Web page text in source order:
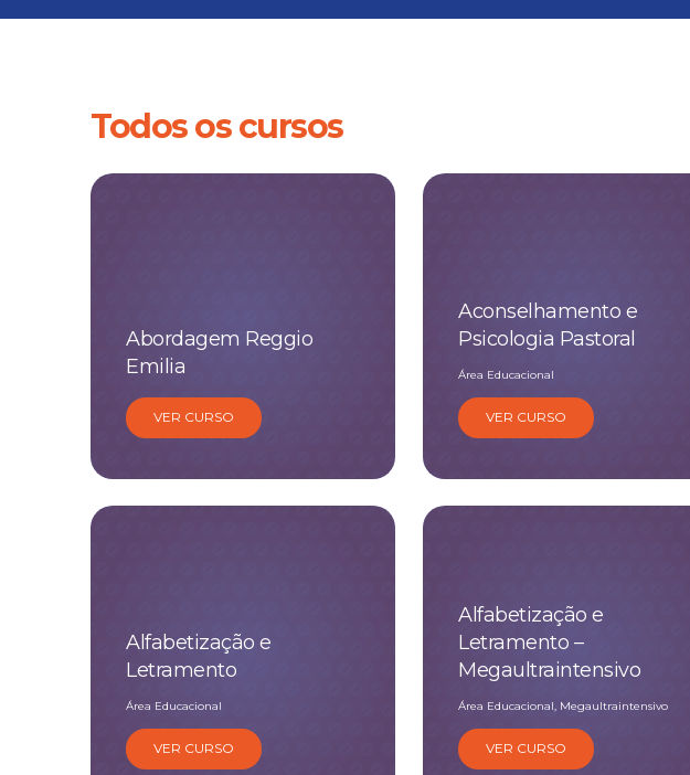
Todos os cursos
Abordagem Reggio
Emilia
VER CURSO
Aconselhamento e
Psicologia Pastoral
Área Educacional
VER CURSO
Alfabetização e
Letramento
Área Educacional
VER CURSO
Alfabetização e
Letramento –
Megaultraintensivo
Área Educacional, Megaultraintensivo
VER CURSO